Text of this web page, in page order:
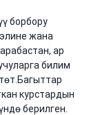
жана
ар
билим
курстардын
берилген.